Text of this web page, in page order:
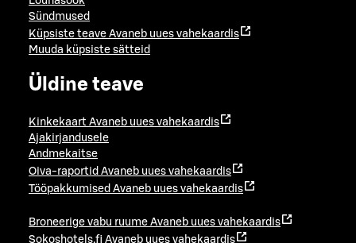
Sündmused
Küpsiste teave Avaneb uues vahekaardis
Muuda küpsiste sätteid
Üldine teave
Kinkekaart Avaneb uues vahekaardis
Ajakirjandusele
Andmekaitse
Oiva-raportid Avaneb uues vahekaardis
Tööpakkumised Avaneb uues vahekaardis
Broneerige vabu ruume Avaneb uues vahekaardis
Sokoshotels.fi Avaneb uues vahekaardis